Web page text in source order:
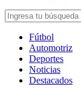
Fútbol
Automotriz
Deportes
Noticias
Destacados